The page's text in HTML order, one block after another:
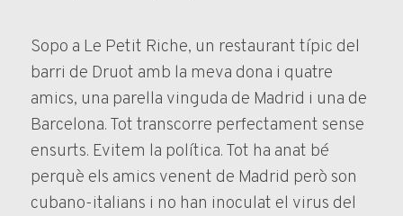
Sopo a Le Petit Riche, un restaurant típic del
barri de Druot amb la meva dona i quatre
amics, una parella vinguda de Madrid i una de
Barcelona. Tot transcorre perfectament sense
ensurts. Evitem la política. Tot ha anat bé
perquè els amics venent de Madrid però son
cubano-italians i no han inoculat el virus del